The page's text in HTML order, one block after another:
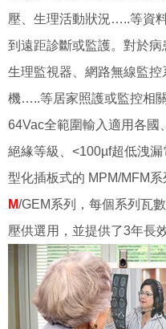
壓、生理活動狀況…..等資
到遠距診斷或監護。對於
生理監視器、網路無線監
機…..等居家照護或監控相
64Vac全範圍輸入適用各國
絕緣等級、<100µf超低洩
型化插板式的 MPM/MFM
M/GEM系列，每個系列瓦
壓供選用，並提供了3年長